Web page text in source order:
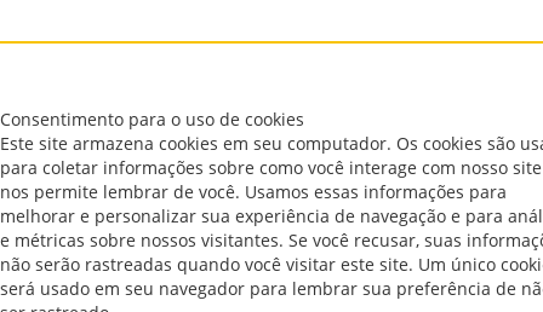
Consentimento para o uso de cookies
Este site armazena cookies em seu computador. Os cookies são
para coletar informações sobre como você interage com nosso
nos permite lembrar de você. Usamos essas informações para
melhorar e personalizar sua experiência de navegação e para
e métricas sobre nossos visitantes. Se você recusar, suas
não serão rastreadas quando você visitar este site. Um único
será usado em seu navegador para lembrar sua preferência de